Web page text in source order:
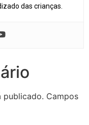
das crianças.
publicado. Campos